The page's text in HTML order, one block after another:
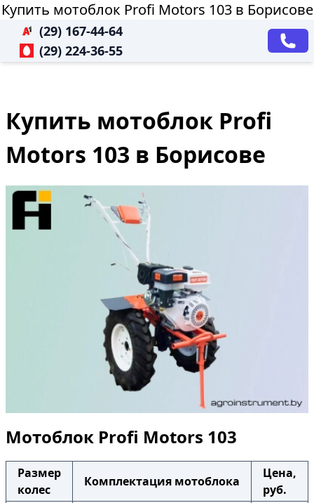
Купить мотоблок Profi Motors 103 в Борисове
(29) 167-44-64
(29) 224-36-55
Купить мотоблок Profi
Motors 103 в Борисове
Мотоблок Profi Motors 103
Размер
колес
Комплектация мотоблока
Цена,
руб.